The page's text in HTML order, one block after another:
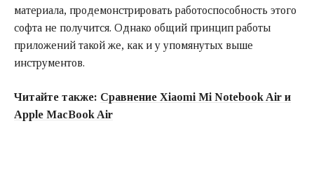
материала, продемонстрировать работоспособность этого
софта не получится. Однако общий принцип работы
приложений такой же, как и у упомянутых выше
инструментов.
Читайте также: Сравнение Xiaomi Mi Notebook Air и
Apple MacBook Air